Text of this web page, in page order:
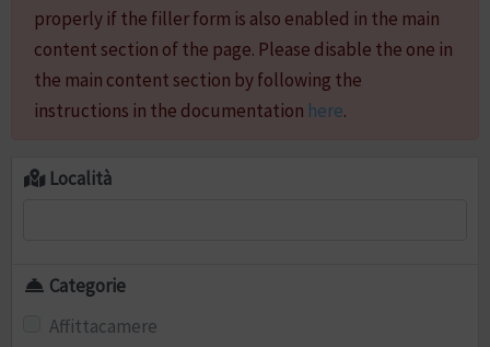
properly if the filler form is also enabled in the main
content section of the page. Please disable the one in
the main content section by following the
instructions in the documentation here.
Località
Categorie
Affittacamere